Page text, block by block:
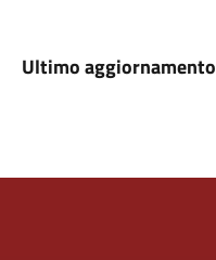
Ultimo aggiornamento